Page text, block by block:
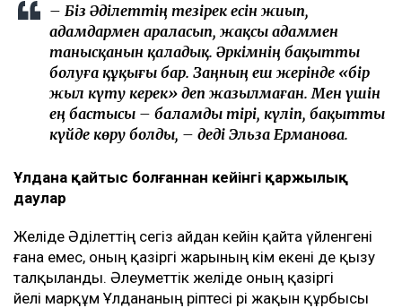
– Біз Әділеттің тезірек есін жиып,
адамдармен араласып, жақсы адаммен
танысқанын қаладық. Әркімнің бақытты
болуға құқығы бар. Заңның еш жерінде «бір
жыл күту керек» деп жазылмаған. Мен үшін
ең бастысы – баламды тірі, күліп, бақытты
күйде көру болды, – деді Эльза Ерманова.
Ұлдана қайтыс болғаннан кейінгі қаржылық
даулар
Желіде Әділеттің сегіз айдан кейін қайта үйленгені
ғана емес, оның қазіргі жарының кім екені де қызу
талқыланды. Әлеуметтік желіде оның қазіргі
әйелі марқұм Ұлдананың әріптесі әрі жақын құрбысы